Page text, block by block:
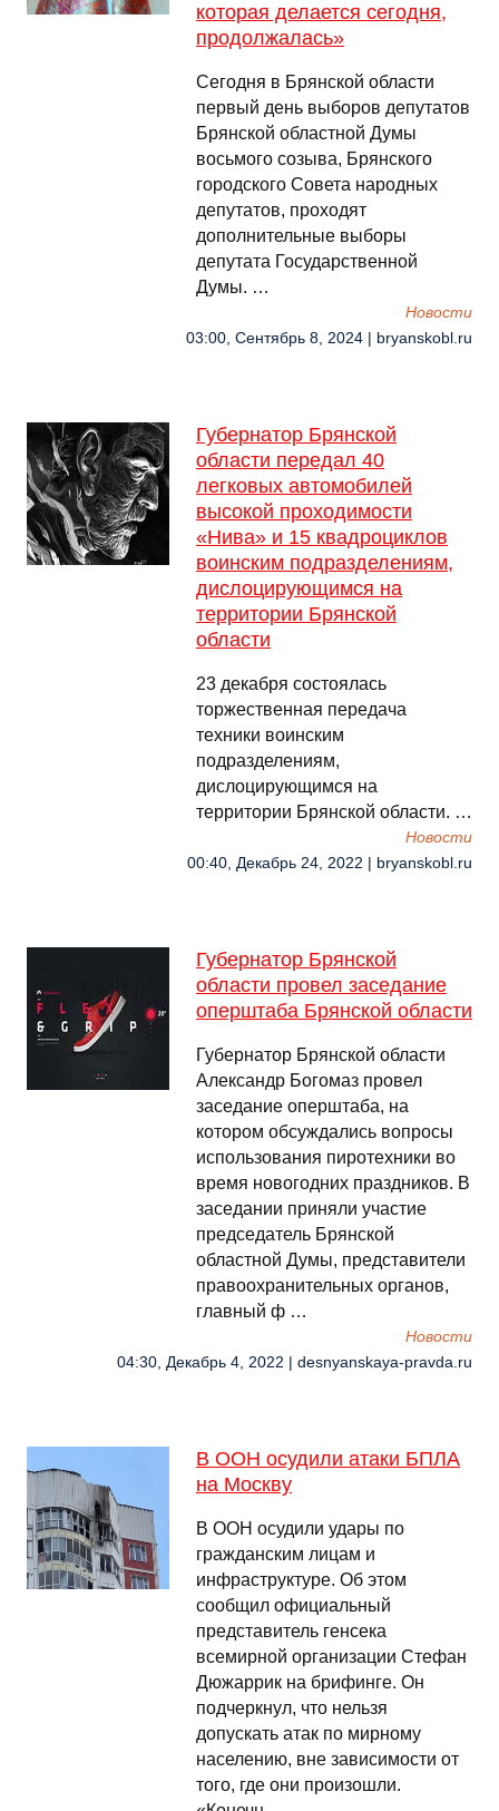
которая делается сегодня,
продолжалась»
Сегодня в Брянской области
первый день выборов депутатов
Брянской областной Думы
восьмого созыва, Брянского
городского Совета народных
депутатов, проходят
дополнительные выборы
депутата Государственной
Думы. …
Новости
03:00, Сентябрь 8, 2024 | bryanskobl.ru
Губернатор Брянской
области передал 40
легковых автомобилей
высокой проходимости
«Нива» и 15 квадроциклов
воинским подразделениям,
дислоцирующимся на
территории Брянской
области
23 декабря состоялась
торжественная передача
техники воинским
подразделениям,
дислоцирующимся на
территории Брянской области. …
Новости
00:40, Декабрь 24, 2022 | bryanskobl.ru
Губернатор Брянской
области провел заседание
оперштаба Брянской области
Губернатор Брянской области
Александр Богомаз провел
заседание оперштаба, на
котором обсуждались вопросы
использования пиротехники во
время новогодних праздников. В
заседании приняли участие
председатель Брянской
областной Думы, представители
правоохранительных органов,
главный ф …
Новости
04:30, Декабрь 4, 2022 | desnyanskaya-pravda.ru
В ООН осудили атаки БПЛА
на Москву
В ООН осудили удары по
гражданским лицам и
инфраструктуре. Об этом
сообщил официальный
представитель генсека
всемирной организации Стефан
Дюжаррик на брифинге. Он
подчеркнул, что нельзя
допускать атак по мирному
населению, вне зависимости от
того, где они произошли.